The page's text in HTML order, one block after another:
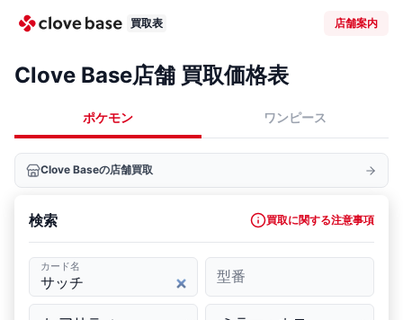
買取表 店舗案内
Clove Base店舗 買取価格表
ポケモン ワンピース
Clove Baseの店舗買取
検索 買取に関する注意事項
カード名
型番